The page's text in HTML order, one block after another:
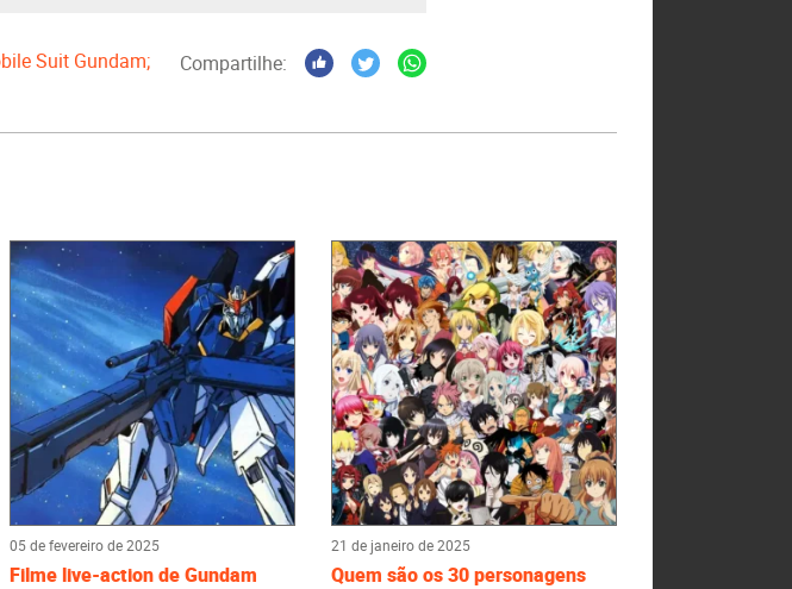
Suit Gundam;
Compartilhe:
05 de fevereiro de 2025
Filme live-action de Gundam
21 de janeiro de 2025
Quem são os 30 personagens